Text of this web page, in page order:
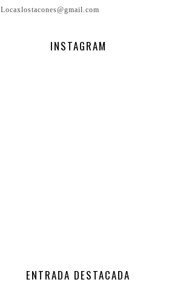
Locaxlostacones@gmail.com
INSTAGRAM
ENTRADA DESTACADA